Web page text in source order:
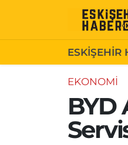
ESKİŞEHİR
EKONOMİ
BYD
ESKİŞEHİR HABER
SİYASET
Gizlilik Politikası
İletişim
Künye
Odunpazarı Hava
Odunpazarı
Süper Lig Puan
Tüm Manşetler